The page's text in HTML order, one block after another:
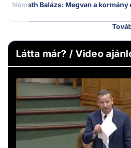
Németh Balázs: Megvan a kormány
Látta már? / Video